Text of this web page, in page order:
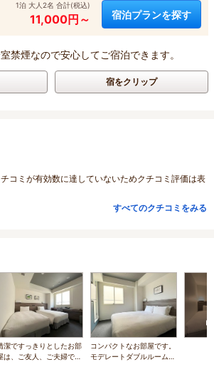
1泊 大人2名 合計(税込)
11,000円～ 宿泊プランを探す
禁煙なので安心してご宿泊できます。
宿をクリップ
コミが有効数に達していないためクチコミ評価は表
すべてのクチコミをみる
潔ですっきりとしたお部
は、ご友人、ご夫婦での
コンパクトなお部屋です。
モデレートダブルルーム